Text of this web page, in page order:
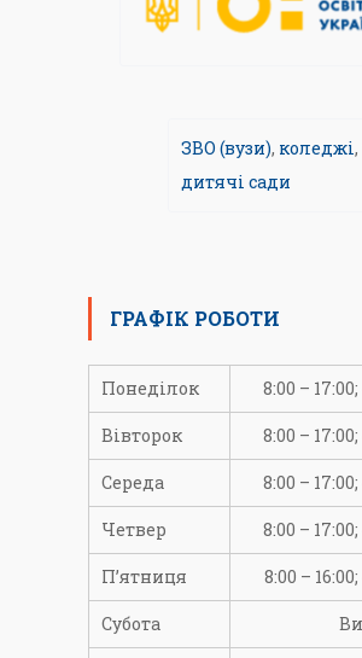
ЗВО (вузи), коледжі,
дитячі сади
ГРАФІК РОБОТИ
Понеділок 8:00 –
Вівторок 8:00 –
Середа 8:00 –
Четвер 8:00 –
П’ятниця 8:00 –
Субота